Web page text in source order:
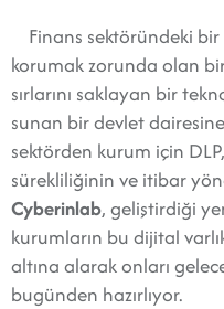
Finans sektöründeki
korumak zorunda olan
sırlarını saklayan bir
sunan bir devlet
sektörden kurum için
sürekliliğinin ve itibar
Cyberinlab, geliştirdiği
kurumların bu dijital
altına alarak onları
bugünden hazırlıyor.